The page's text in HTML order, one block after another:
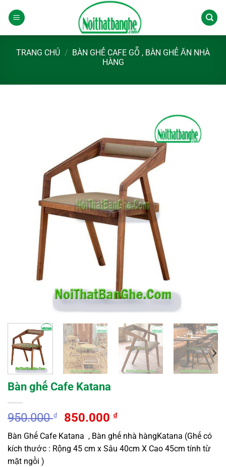
đến
TRANG CHỦ / BÀN GHẾ CAFE GỖ , BÀN GHẾ ĂN NHÀ
HÀNG
Bàn ghế Cafe Katana
950.000₫
Original
was:
950.000 ₫.
850.000 ₫Current
price
is:
850.000 ₫.
Bàn Ghế Cafe Katana , Bàn ghế nhà hàngKatana (Ghế có
kích thước : Rộng 45 cm x Sâu 40cm X Cao 45cm tính từ
mặt ngồi )